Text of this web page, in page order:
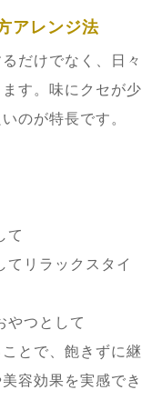
アレンジ法
だけでなく、日々
す。味にクセが少
のが特長です。
て
てリラックスタイ
やつとして
とで、飽きずに継
容効果を実感でき